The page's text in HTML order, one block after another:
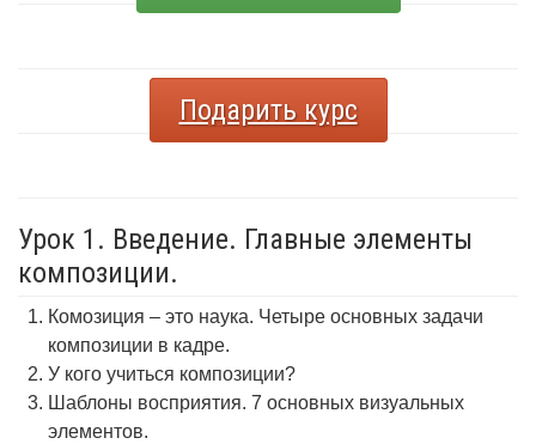
Подарить курс
Урок 1. Введение. Главные элементы
композиции.
Комозиция – это наука. Четыре основных задачи
композиции в кадре.
У кого учиться композиции?
Шаблоны восприятия. 7 основных визуальных
элементов.